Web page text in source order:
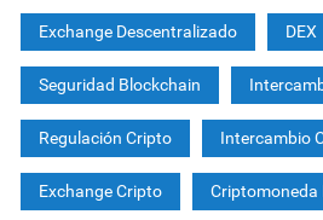
Exchange Descentralizado DEX
Seguridad Blockchain
Regulación Cripto Intercambio
Exchange Cripto Criptomoneda